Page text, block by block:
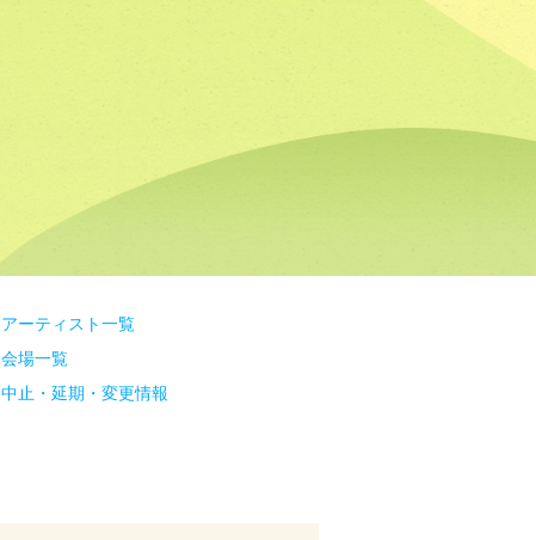
アーティスト一覧
会場一覧
中止・延期・変更情報